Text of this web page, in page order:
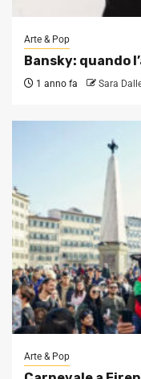
Arte & Pop
Bansky: quando
1 anno fa Sara
Arte & Pop